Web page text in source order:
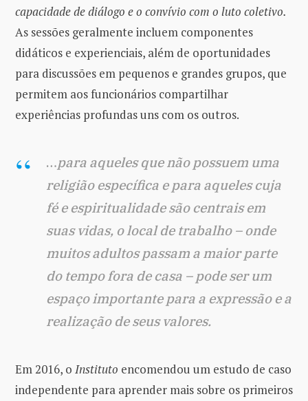
capacidade de diálogo e o convívio com o luto coletivo.
As sessões geralmente incluem componentes
didáticos e experienciais, além de oportunidades
para discussões em pequenos e grandes grupos, que
permitem aos funcionários compartilhar
experiências profundas uns com os outros.
…para aqueles que não possuem uma
religião específica e para aqueles cuja
fé e espiritualidade são centrais em
suas vidas, o local de trabalho – onde
muitos adultos passam a maior parte
do tempo fora de casa – pode ser um
espaço importante para a expressão e a
realização de seus valores.
Em 2016, o Instituto encomendou um estudo de caso
independente para aprender mais sobre os primeiros